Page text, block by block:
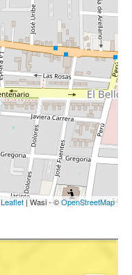
Leaflet| Wasi - ©OpenStreetMap